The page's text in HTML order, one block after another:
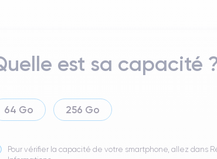
est sa capacité
64 Go 256 Go
Pour vérifier la capacité de votre smartphone, allez dans